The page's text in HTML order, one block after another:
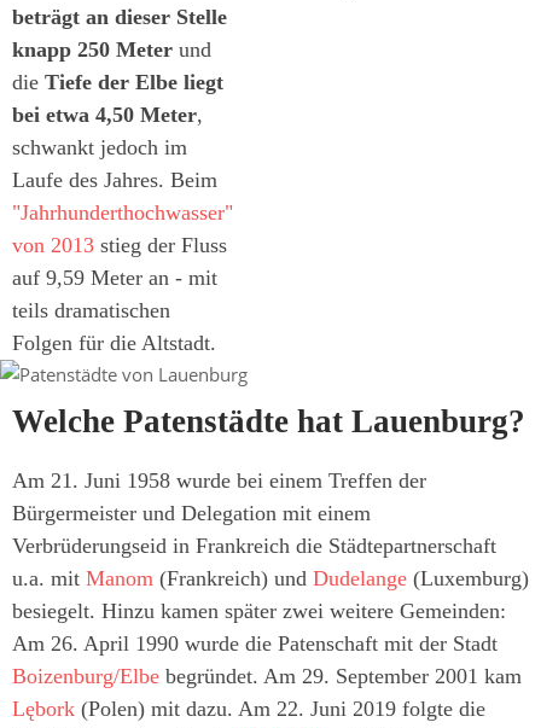
beträgt an dieser Stelle
knapp 250 Meter und
die Tiefe der Elbe liegt
bei etwa 4,50 Meter,
schwankt jedoch im
Laufe des Jahres. Beim
"Jahrhunderthochwasser"
von 2013 stieg der Fluss
auf 9,59 Meter an - mit
teils dramatischen
Folgen für die Altstadt.
Welche Patenstädte hat Lauenburg?
Am 21. Juni 1958 wurde bei einem Treffen der
Bürgermeister und Delegation mit einem
Verbrüderungseid in Frankreich die Städtepartnerschaft
u.a. mit Manom (Frankreich) und Dudelange (Luxemburg)
besiegelt. Hinzu kamen später zwei weitere Gemeinden:
Am 26. April 1990 wurde die Patenschaft mit der Stadt
Boizenburg/Elbe begründet. Am 29. September 2001 kam
Lębork (Polen) mit dazu. Am 22. Juni 2019 folgte die